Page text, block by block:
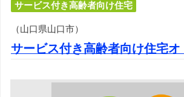
サービス付き高齢者向け住宅
（山口県山口市）
サービス付き高齢者向け住宅